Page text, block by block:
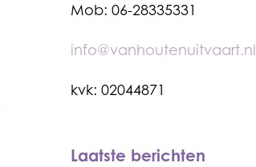
Mob: 06-28335331
info@vanhoutenuitvaart.nl
kvk: 02044871
Laatste berichten